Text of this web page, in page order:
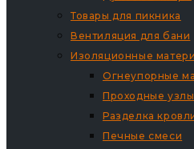
Товары для пикника
Вентиляция для бани
Изоляционные
Огнеупорные
Проходные узлы
Разделка
Печные смеси